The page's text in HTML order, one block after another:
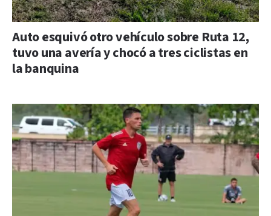
Auto esquivó otro vehículo sobre Ruta 12,
tuvo una avería y chocó a tres ciclistas en
la banquina